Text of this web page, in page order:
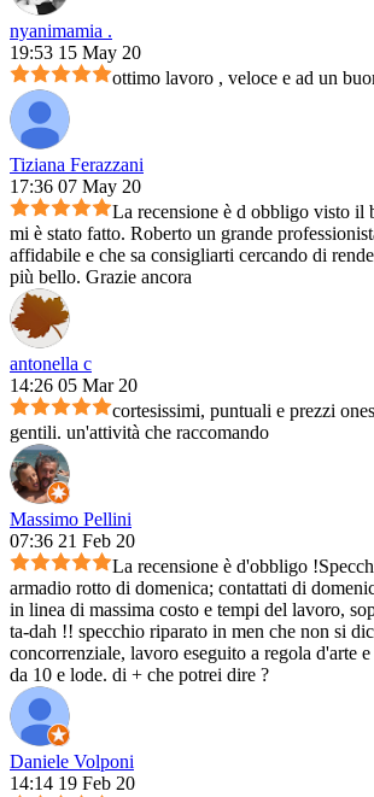
nyanimamia .
19:53 15 May 20
ottimo lavoro , veloce e ad un
Tiziana Ferazzani
17:36 07 May 20
La recensione è d obbligo visto il
mi è stato fatto. Roberto un grande
affidabile e che sa consigliarti cercando di
più bello. Grazie ancora
antonella c
14:26 05 Mar 20
cortesissimi, puntuali e prezzi
gentili. un'attività che raccomando
Massimo Pellini
07:36 21 Feb 20
La recensione è d'obbligo
armadio rotto di domenica; contattati di
in linea di massima costo e tempi del lavoro,
ta-dah !! specchio riparato in men che non si
concorrenziale, lavoro eseguito a regola d'arte
da 10 e lode. di + che potrei dire ?
Daniele Volponi
14:14 19 Feb 20